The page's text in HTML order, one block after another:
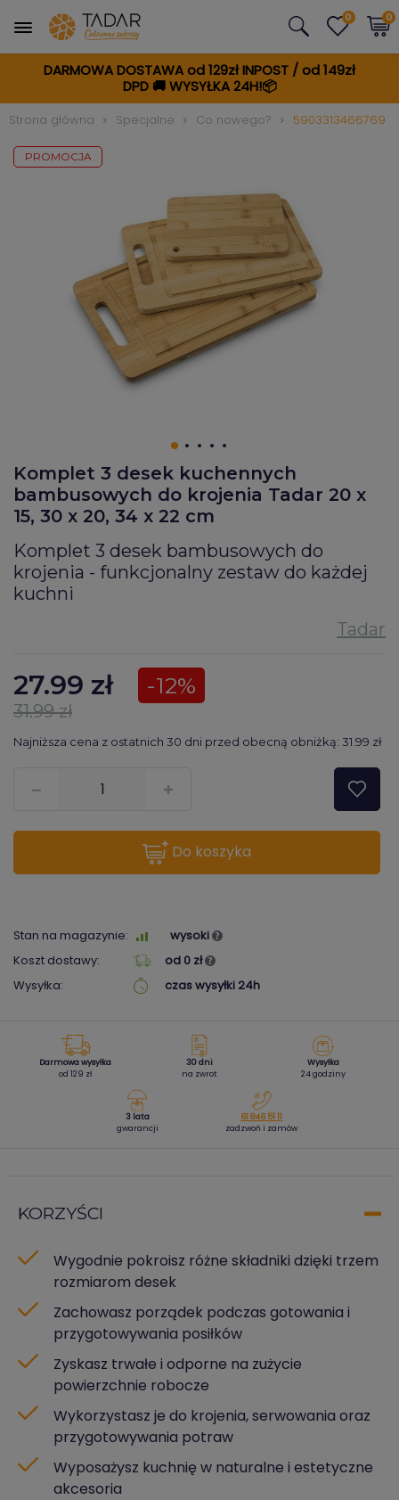
DARMOWA DOSTAWA od 129zł INPOST / od 149zł
DPD🚚WYSYŁKA 24H!📦
0 0
Strona główna Specjalne Co nowego? 5903313466769
PROMOCJA
Komplet 3 desek kuchennych
bambusowych do krojenia Tadar 20 x
15, 30 x 20, 34 x 22 cm
Komplet 3 desek bambusowych do
krojenia - funkcjonalny zestaw do każdej
kuchni
27.99 zł -12%
31.99 zł
Najniższa cena z ostatnich 30 dni przed obecną obniżką: 31.99 zł
do koszyka
Stan na magazynie:
wysoki
Koszt dostawy:
od 0 zł
Wysyłka:
czas wysyłki 24h
Darmowa wysyłka
od 129 zł
30 dni
na zwrot
Wysyłka
24 godziny
3 lata
gwarancji
61 846 51 11
zadzwoń i zamów
KORZYŚCI
Wygodnie pokroisz różne składniki dzięki trzem
rozmiarom desek
Zachowasz porządek podczas gotowania i
przygotowywania posiłków
Zyskasz trwałe i odporne na zużycie
powierzchnie robocze
Wykorzystasz je do krojenia, serwowania oraz
przygotowywania potraw
Wyposażysz kuchnię w naturalne i estetyczne
akcesoria